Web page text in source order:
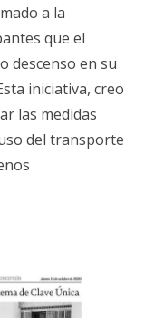
a la
que el
descenso en su
iniciativa, creo
las medidas
del transporte